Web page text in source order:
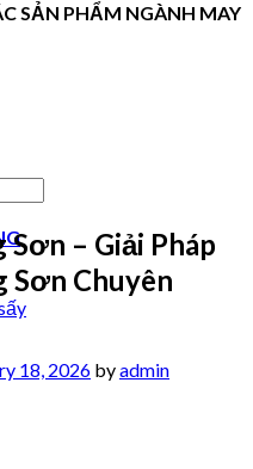
SẢN PHẨM NGÀNH MAY
– Giải Pháp
Sơn Chuyên
18, 2026 byadmin